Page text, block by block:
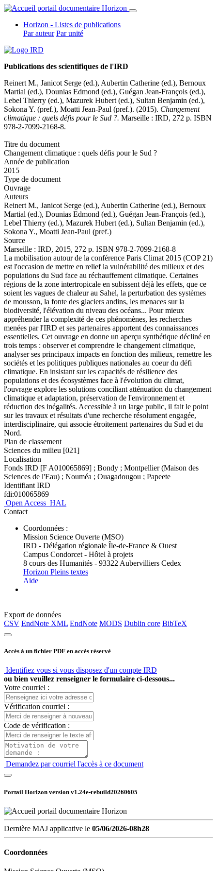
Horizon - Listes de publications
Par auteur Par unité
Publications des scientifiques de l'IRD
Reinert M., Janicot Serge (ed.), Aubertin Catherine (ed.), Bernoux
Martial (ed.), Dounias Edmond (ed.), Guégan Jean-François (ed.),
Lebel Thierry (ed.), Mazurek Hubert (ed.), Sultan Benjamin (ed.),
Sokona Y. (pref.), Moatti Jean-Paul (pref.). (2015). Changement
climatique : quels défis pour le Sud ?. Marseille : IRD, 272 p. ISBN
978-2-7099-2168-8.
Titre du document
Changement climatique : quels défis pour le Sud ?
Année de publication
2015
Type de document
Ouvrage
Auteurs
Reinert M., Janicot Serge (ed.), Aubertin Catherine (ed.), Bernoux
Martial (ed.), Dounias Edmond (ed.), Guégan Jean-François (ed.),
Lebel Thierry (ed.), Mazurek Hubert (ed.), Sultan Benjamin (ed.),
Sokona Y., Moatti Jean-Paul (pref.)
Source
Marseille : IRD, 2015, 272 p. ISBN 978-2-7099-2168-8
La mobilisation autour de la conférence Paris Climat 2015 (COP 21)
est l'occasion de mettre en relief la vulnérabilité des milieux et des
populations du Sud face au réchauffement climatique. Certaines
régions de la zone intertropicale en subissent déjà les effets, que ce
soient les vagues de chaleur au Sahel, la perturbation des systèmes
de mousson, la fonte des glaciers andins, les menaces sur la
biodiversité, l'élévation du niveau des océans... Pour mieux
appréhender la complexité de ces phénomènes, les recherches
menées par l'IRD et ses partenaires apportent des connaissances
essentielles. Cet ouvrage en donne un aperçu synthétique décliné en
trois temps : observer et comprendre le changement climatique,
analyser ses principaux impacts en fonction des milieux, remettre les
sociétés et les politiques publiques nationales au coeur du défi
climatique. En insistant sur les capacités de résilience des
populations et des écosystèmes face à l'évolution du climat,
l'ouvrage explore les solutions conciliant atténuation du changement
climatique et adaptation, préservation de l'environnement et
réduction des inégalités. Accessible à un large public, il fait le point
sur les travaux et résultats d'une recherche résolument engagée,
interdisciplinaire, qui associe étroitement partenaires du Sud et du
Nord.
Plan de classement
Sciences du milieu [021]
Localisation
Fonds IRD [F A010065869] ; Bondy ; Montpellier (Maison des
Sciences de l'Eau) ; Nouméa ; Ouagadougou ; Papeete
Identifiant IRD
fdi:010065869
Open Access HAL
Contact
Coordonnées :
Mission Science Ouverte (MSO)
IRD - Délégation régionale Île-de-France & Ouest
Campus Condorcet - Hôtel à projets
8 cours des Humanités - 93322 Aubervilliers Cedex
Horizon Pleins textes
Aide
Export de données
CSV EndNote XML EndNote MODS Dublin core BibTeX
Accès à un fichier PDF en accès réservé
Identifiez vous si vous disposez d'un compte IRD
ou bien veuillez renseigner le formulaire ci-dessous...
Votre courriel :
Vérification courriel :
Code de vérification :
Demandez par courriel l'accès à ce document
Portail Horizon version v1.24e-rebuild20260605
Dernière MAJ applicative le 05/06/2026-08h28
Coordonnées